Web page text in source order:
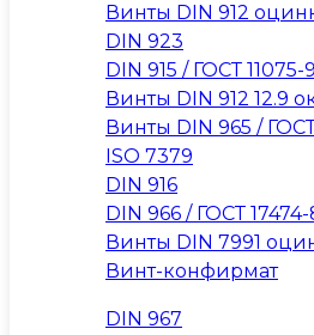
Винты DIN 912
DIN 923
DIN 915 / ГОСТ 11075-
Винты DIN 912 12.9
Винты DIN 965 / ГОСТ
ISO 7379
DIN 916
DIN 966 / ГОСТ
Винты DIN 7991
Винт-конфирмат
DIN 967